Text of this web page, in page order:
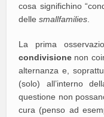
cosa significhino
dellesmallfamilies
La prima
condivisione non
alternanza e,
(solo) all’interno
questione non
cura (penso ad